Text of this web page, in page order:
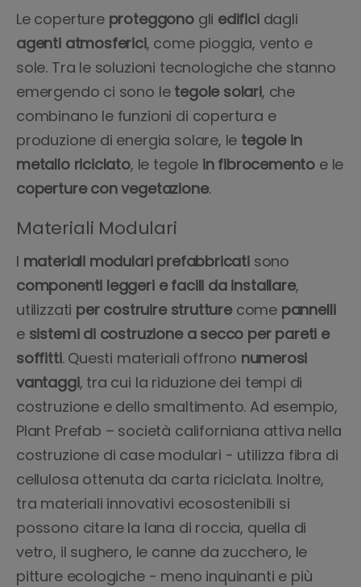
Le coperture proteggonogli edificidagli
agenti atmosferici, come pioggia, vento e
sole. Tra le soluzioni tecnologiche che stanno
emergendo ci sono le tegole solari, che
combinano le funzioni di copertura e
produzione di energia solare, le tegole in
metallo riciclato, le tegole in fibrocemento e le
coperture con vegetazione.
Materiali Modulari
I materiali modulari prefabbricatisono
componenti leggeri e facili da installare,
utilizzati per costruire strutturecome pannelli
e sistemi di costruzione a secco per pareti e
soffitti. Questi materiali offrono numerosi
vantaggi, tra cui la riduzione dei tempi di
costruzione e dello smaltimento. Ad esempio,
Plant Prefab – società californiana attiva nella
costruzione di case modulari - utilizza fibra di
cellulosa ottenuta da carta riciclata. Inoltre,
tra materiali innovativi ecosostenibili si
possono citare la lana di roccia, quella di
vetro, il sughero, le canne da zucchero, le
pitture ecologiche - meno inquinanti e più